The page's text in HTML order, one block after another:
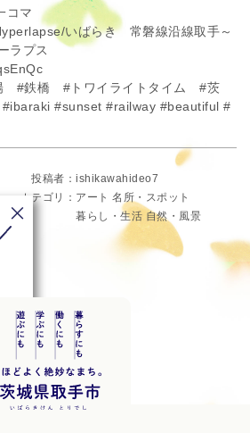
コマ
いばらき 常磐線沿線取手～
ラプス
#鉄橋 #トワイライトタイム #茨
#sunset #railway #beautiful #
投稿者
ishikawahideo7
カテゴリ
アート 名所・スポット
暮らし・生活 自然・風景